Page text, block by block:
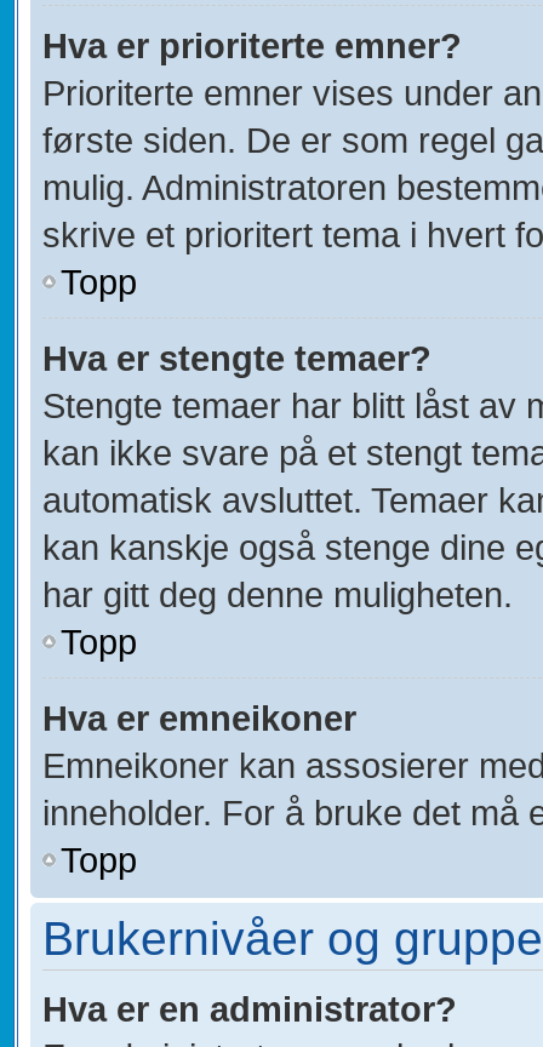
Hva er prioriterte emner?
Prioriterte emner vises under
første siden. De er som regel
mulig. Administratoren
skrive et prioritert tema i hvert
Topp
Hva er stengte temaer?
Stengte temaer har blitt låst av
kan ikke svare på et stengt
automatisk avsluttet. Temaer
kan kanskje også stenge dine
har gitt deg denne muligheten.
Topp
Hva er emneikoner
Emneikoner kan assosierer
inneholder. For å bruke det må
Topp
Brukernivåer og
Hva er en administrator?